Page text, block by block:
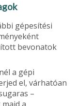
gépesítési
bevona­tok
a gépi
el, várhatóan
–
a